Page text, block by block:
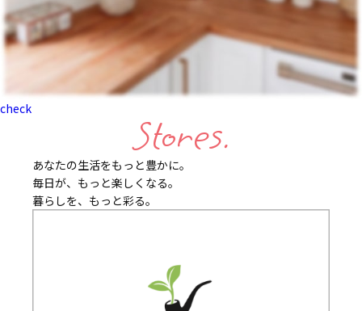
check
Stores.
あなたの生活をもっと豊かに。
毎日が、もっと楽しくなる。
暮らしを、もっと彩る。